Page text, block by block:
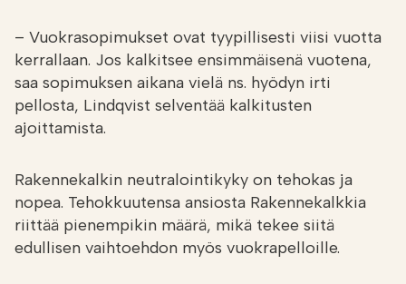
– Vuokrasopimukset ovat tyypillisesti viisi vuotta
kerrallaan. Jos kalkitsee ensimmäisenä vuotena,
saa sopimuksen aikana vielä ns. hyödyn irti
pellosta, Lindqvist selventää kalkitusten
ajoittamista.
Rakennekalkin neutralointikyky on tehokas ja
nopea. Tehokkuutensa ansiosta Rakennekalkkia
riittää pienempikin määrä, mikä tekee siitä
edullisen vaihtoehdon myös vuokrapelloille.